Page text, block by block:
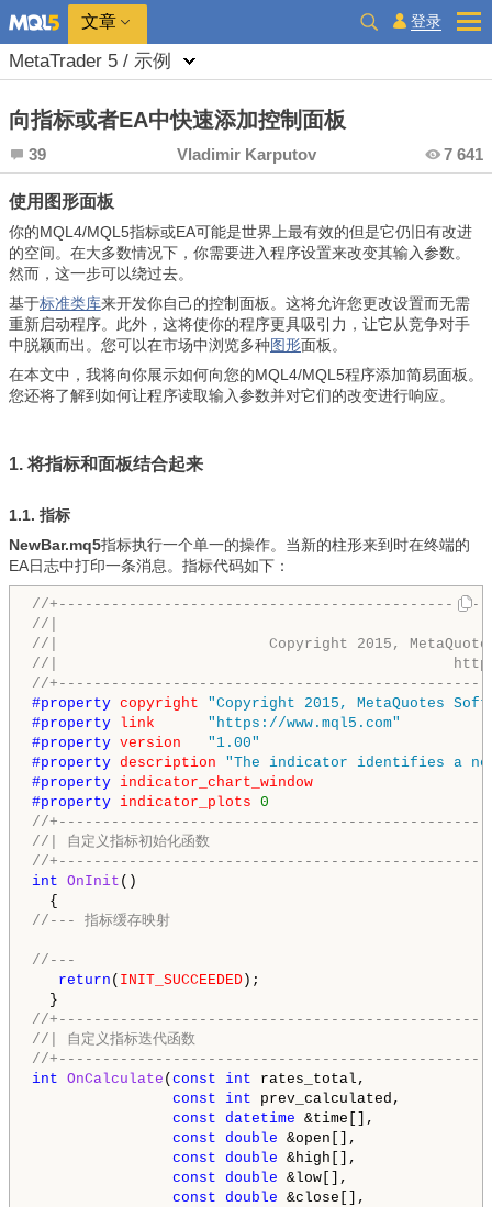
文章 登录
MetaTrader 5 / 示例
向指标或者EA中快速添加控制面板
39 Vladimir Karputov 7 641
使用图形面板
你的MQL4/MQL5指标或EA可能是世界上最有效的但是它仍旧有改进
的空间。在大多数情况下，你需要进入程序设置来改变其输入参数。
然而，这一步可以绕过去。
基于标准类库来开发你自己的控制面板。这将允许您更改设置而无需
重新启动程序。此外，这将使你的程序更具吸引力，让它从竞争对手
中脱颖而出。您可以在市场中浏览多种图形面板。
在本文中，我将向你展示如何向您的MQL4/MQL5程序添加简易面板。
您还将了解到如何让程序读取输入参数并对它们的改变进行响应。
1. 将指标和面板结合起来
1.1. 指标
NewBar.mq5指标执行一个单一的操作。当新的柱形来到时在终端的
EA日志中打印一条消息。指标代码如下：
//
//|
//|                        Copyright 2015,
//|
//
#property copyright
"Copyright 2015, MetaQuotes
#property link
"https://www.mql5.com"
#property version
"1.00"
#property description
"The indicator identifies a
#property indicator_chart_window
#property indicator_plots 0
//
//| 自定义指标初始化函数
//
int OnInit ()
//--- 指标缓存映射
//---
return ( INIT_SUCCEEDED );
//
//| 自定义指标迭
//
int OnCalculate ( const int rates_total,
const
int prev_calculated,
const datetime &time[],
const double &open[],
const double &high[],
const double &low[],
const double &close[],